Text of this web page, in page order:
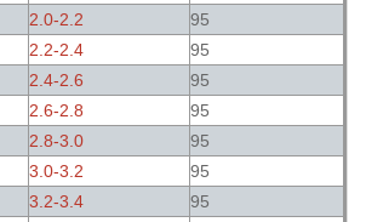
2.0-2.2
95
2.2-2.4
95
2.4-2.6
95
2.6-2.8
95
2.8-3.0
95
3.0-3.2
95
3.2-3.4
95